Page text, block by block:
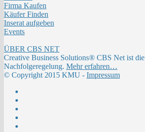
Firma Kaufen
Käufer Finden
Inserat aufgeben
Events
ÜBER CBS NET
Creative Business Solutions® CBS Net ist
Nachfolgeregelung. Mehr erfahren…
© Copyright 2015 KMU - Impressum